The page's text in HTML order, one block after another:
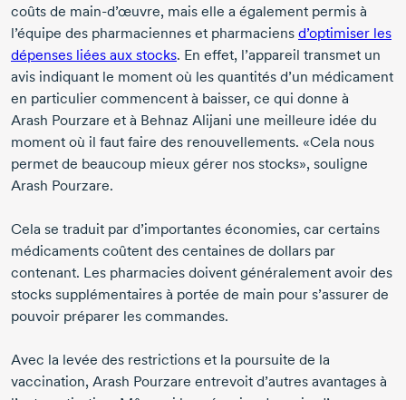
coûts de main-d’œuvre, mais elle a également permis à
l’équipe des pharmaciennes et pharmaciens d’optimiser les
dépenses liées aux stocks. En effet, l’appareil transmet un
avis indiquant le moment où les quantités d’un médicament
en particulier commencent à baisser, ce qui donne à
Arash Pourzare et à Behnaz Alijani une meilleure idée du
moment où il faut faire des renouvellements. «Cela nous
permet de beaucoup mieux gérer nos stocks», souligne
Arash Pourzare.
Cela se traduit par d’importantes économies, car certains
médicaments coûtent des centaines de dollars par
contenant. Les pharmacies doivent généralement avoir des
stocks supplémentaires à portée de main pour s’assurer de
pouvoir préparer les commandes.
Avec la levée des restrictions et la poursuite de la
vaccination, Arash Pourzare entrevoit d’autres avantages à